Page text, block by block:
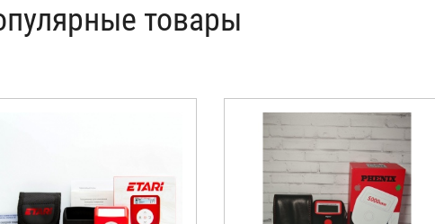
товары